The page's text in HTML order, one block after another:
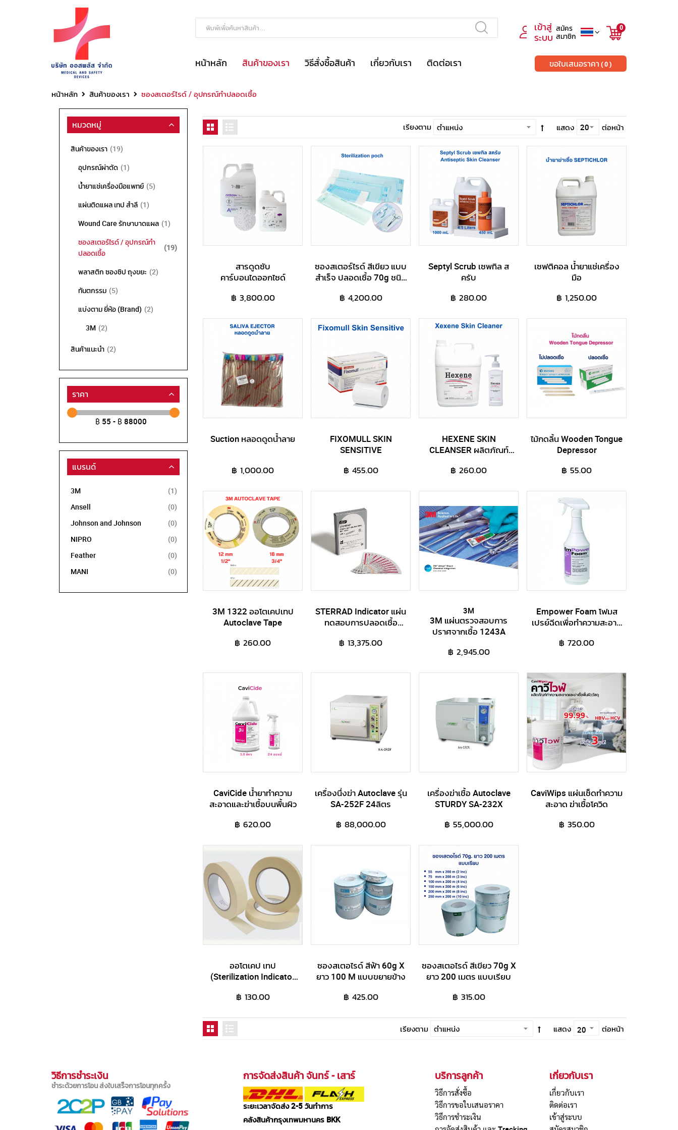
ขอใบเสนอราคา 0
เข้าสู่
ระบบ
สมัคร
สมาชิก
0
หน้าหลัก สินค้าของเรา วิธีสั่งซื้อสินค้า เกี่ยวกับเรา ติดต่อเรา
หน้าหลัก สินค้าของเรา ซองสเตอร์ไรด์ / อุปกรณ์ทำปลอดเชื้อ
เรียงตาม แสดง ต่อหน้า
สารดูดซับ
คาร์บอนไดออกไซด์
฿ 3,800.00
ซองสเตอร์ไรด์ สีเขียว แบบ
สำเร็จ ปลอดเชื้อ 70g ชนิด
฿ 4,200.00
Septyl Scrub เซพทิล ส
ครับ
฿ 280.00
เซฟติคอล น้ำยาแช่เครื่อง
มือ
฿ 1,250.00
Suction หลอดดูดน้ำลาย
฿ 1,000.00
FIXOMULL SKIN
SENSITIVE
฿ 455.00
HEXENE SKIN
CLEANSER ผลิตภัณท์
฿ 260.00
ไม้กดลิ้น Wooden Tongue
Depressor
฿ 55.00
3M 1322 ออโตเคปเทป
Autoclave Tape
฿ 260.00
STERRAD Indicator แผ่น
ทดสอบการปลอดเชื้อ
อุณหภูมิต่ำ
฿ 13,375.00
3M
3M แผ่นตรวจสอบการ
ปราศจากเชื้อ 1243A
฿ 2,945.00
Empower Foam โฟมส
เปรย์ฉีดเพื่อทำความสะอาด
฿ 720.00
CaviCide น้ำยาทำความ
สะอาดและฆ่าเชื้อบนพื้นผิว
฿ 620.00
เครื่องนึ่งฆ่า Autoclave รุ่น
SA-252F 24ลิตร
฿ 88,000.00
เครื่องฆ่าเชื้อ Autoclave
STURDY SA-232X
฿ 55,000.00
CaviWips แผ่นเช็ดทำความ
สะอาด ​ฆ่าเชื้อโควิด
฿ 350.00
ออโตเคป เทป
(Sterilization Indicator
฿ 130.00
ซองสเตอไรด์ สีฟ้า 60g X
ยาว 100 M แบบขยายข้าง
฿ 425.00
ซองสเตอไรด์ สีเขียว 70g X
ยาว 200 เมตร แบบเรียบ
฿ 315.00
เรียงตาม แสดง ต่อหน้า
หมวดหมู่
สินค้าของเรา 19
รายการ
อุปกรณ์ผ่าตัด 1
รายการ
น้ำยาแช่เครื่องมือแพทย์ 5
รายการ
แผ่นติดแผล เทป สำลี 1
รายการ
Wound Care รักษาบาดแผล 1
รายการ
ซองสเตอร์ไรด์ / อุปกรณ์ทำ
ปลอดเชื้อ
19
รายการ
พลาสติก ซองซิป ถุงขยะ 2
รายการ
ทันตกรรม 5
รายการ
แบ่งตาม ยี่ห้อ (Brand) 2
รายการ
3M 2
รายการ
สินค้าแนะนำ 2
รายการ
ราคา
฿ 55 - ฿ 88000
แบรนด์
3M 1
รายการ
Ansell
0
รายการ
Johnson and Johnson
0
รายการ
NIPRO
0
รายการ
Feather
0
รายการ
MANI
0
รายการ
วิธีการชำระเงิน
ชำระด้วยการโอน ส่งใบเสร็จการโอนทุกครั้ง
การจัดส่งสินค้า จันทร์ - เสาร์
ระยะเวลาจัดส่ง 2-5 วันทำการ
คลังสินค้ากรุงเทพมหานคร BKK
บริการลูกค้า
วิธีการสั่งซื้อ
วิธีการขอใบเสนอราคา
วิธีการชำระเงิน
เกี่ยวกับเรา
เกี่ยวกับเรา
ติดต่อเรา
เข้าสู่ระบบ